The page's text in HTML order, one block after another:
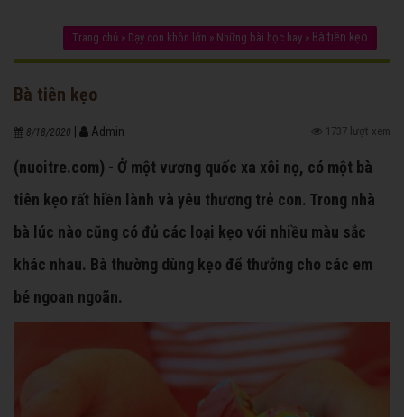
Trang chủ » Dạy con khôn lớn » Những bài học hay » Bà tiên kẹo
Bà tiên kẹo
8/18/2020 Admin 1737 lượt xem
(nuoitre.com) - Ở một vương quốc xa xôi nọ, có một bà
tiên kẹo rất hiền lành và yêu thương trẻ con. Trong nhà
bà lúc nào cũng có đủ các loại kẹo với nhiều màu sắc
khác nhau. Bà thường dùng kẹo để thưởng cho các em
bé ngoan ngoãn.